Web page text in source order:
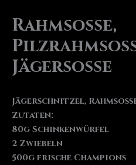
Rahmsoße,
Jägersoße
Jägerschnitzel,
Zutaten:
80g Schinkenwürfel
2 Zwiebeln
500g frische Champions